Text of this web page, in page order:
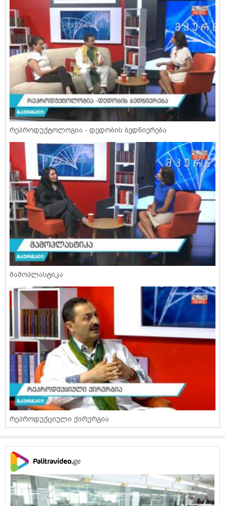
რეპროდუქტოლოგია - დედობის ბედნიერება
მამოპლასტიკა
რეპროდუქციული ქირურგია